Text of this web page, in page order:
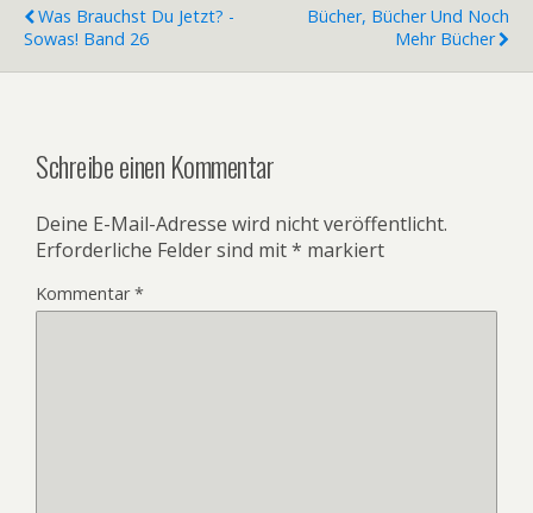
Was Brauchst Du Jetzt? -
Sowas! Band 26
Bücher, Bücher Und Noch
Mehr Bücher
Schreibe einen Kommentar
Deine E-Mail-Adresse wird nicht veröffentlicht.
Erforderliche Felder sind mit* markiert
Kommentar*